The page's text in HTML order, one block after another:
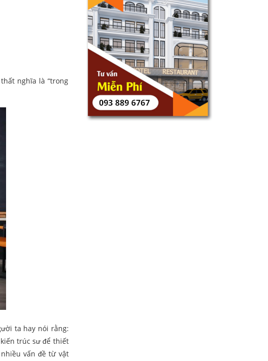
nghĩa là “trong
ta hay nói rằng:
trúc sư để thiết
vấn đề từ vật